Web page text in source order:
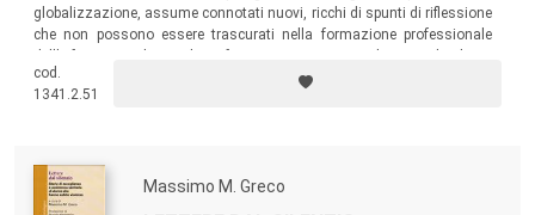
globalizzazione, assume connotati nuovi, ricchi di spunti di riflessione
che non possono essere trascurati nella formazione professionale
si propone di concorrere al miglioramento dell’approccio transculturale
al nursing.
cod.
1341.2.51
Massimo M. Greco